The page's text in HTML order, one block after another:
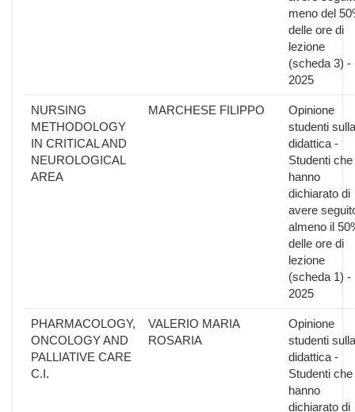
meno del
delle ore di
lezione
(scheda 3) -
2025
NURSING
METHODOLOGY
IN CRITICAL AND
NEUROLOGICAL
AREA
MARCHESE FILIPPO
Opinione
studenti sulla
didattica -
Studenti che
hanno
dichiarato di
avere
almeno il
delle ore di
lezione
(scheda 1) -
2025
PHARMACOLOGY,
ONCOLOGY AND
PALLIATIVE CARE
C.I.
VALERIO MARIA
ROSARIA
Opinione
studenti sulla
didattica -
Studenti che
hanno
dichiarato di